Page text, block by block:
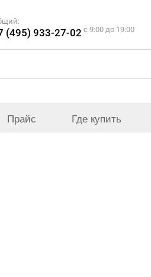
(495) 933-27-02 c 9:00 до 19:00
Прайс Где купить